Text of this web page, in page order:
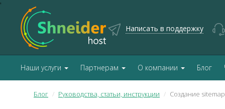
'
Написать в поддержку
Наши услуги Партнерам О компании Блог
Блог Руководства, статьи, инструкции Создание